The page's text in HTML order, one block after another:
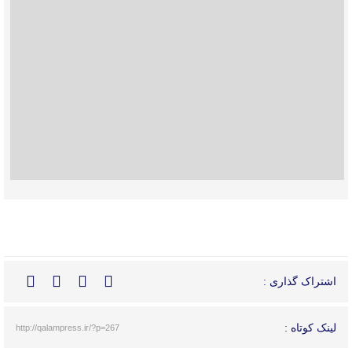
اشتراک گذاری :
لینک کوتاه : http://qalampress.ir/?p=267